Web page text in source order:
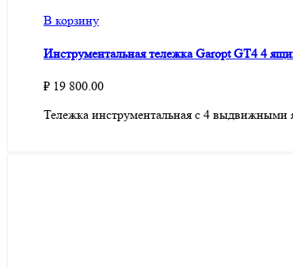
В корзину
Инструментальная тележка Garopt GT4 4
₽ 19 800.00
Тележка инструментальная с 4 выдвижными